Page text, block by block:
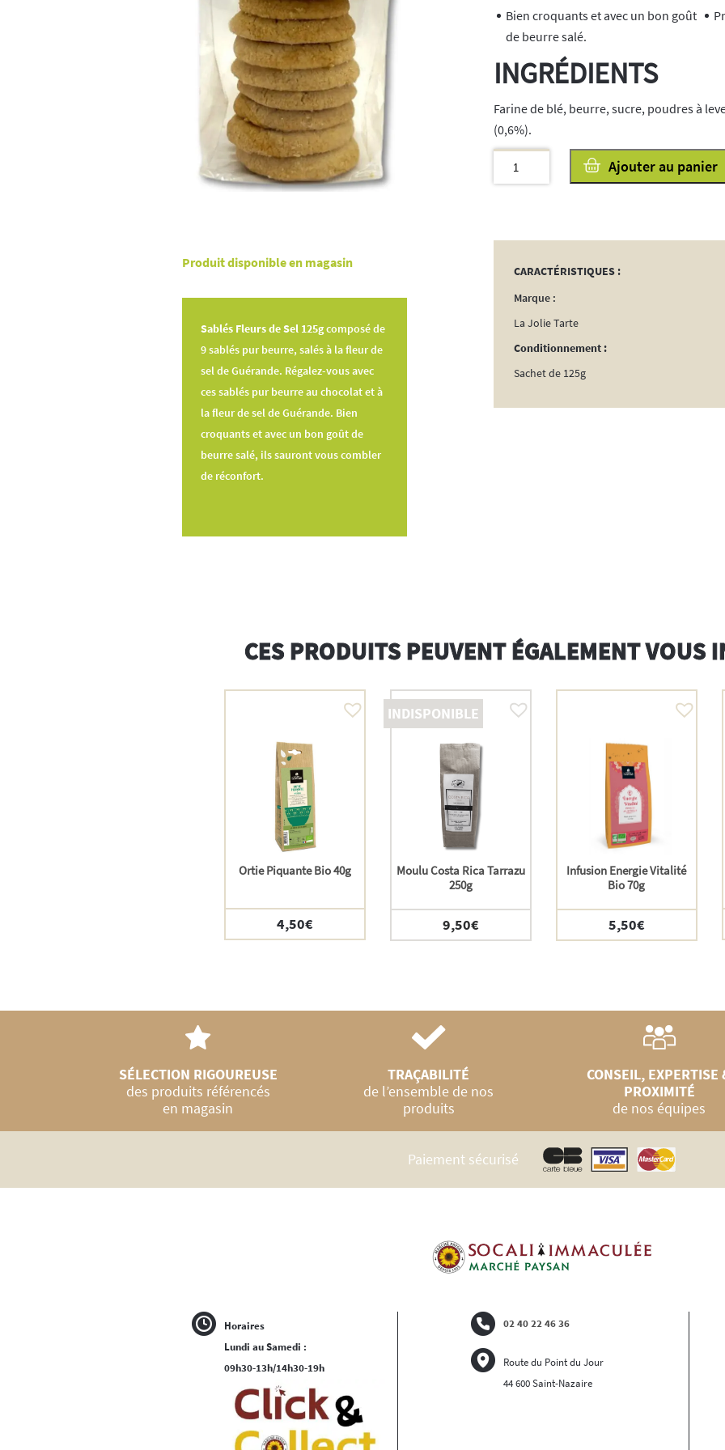
Produit disponible en magasin
Sablés Fleurs de Sel 125gcomposé de
9 sablés pur beurre, salés à la fleur de
sel de Guérande. Régalez-vous avec
ces sablés pur beurre au chocolat et à
la fleur de sel de Guérande. Bien
croquants et avec un bon goût de
beurre salé, ils sauront vous combler
de réconfort.
Bien croquants et avec un bon goût
de beurre salé.
INGRÉDIENTS
Farine de blé, beurre, sucre, poudres à
(0,6%).
de
Ajouter au panier
CARACTÉRISTIQUES :
Marque :
La Jolie Tarte
Conditionnement :
Sachet de 125g
CES PRODUITS PEUVENT ÉGALEMENT VOUS
Ortie Piquante Bio 40g
4,50€
INDISPONIBLE
Moulu Costa Rica Tarrazu
250g
9,50€
Infusion Energie Vitalité
Bio 70g
5,50€
SÉLECTION RIGOUREUSE
des produits référencés
en magasin
TRAÇABILITÉ
de l’ensemble de nos
produits
CONSEIL, EXPERTISE
PROXIMITÉ
de nos équipes
Paiement sécurisé
Horaires
Lundi au Samedi :
09h30-13h/14h30-19h
02 40 22 46 36
Route du Point du Jour
44 600 Saint-Nazaire